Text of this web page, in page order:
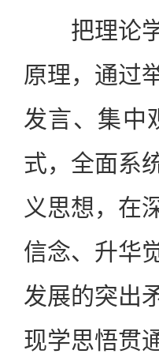
把理论学
原理，通过
发言、集中
式，全面系
义思想，在
信念、升华
发展的突出
现学思悟贯